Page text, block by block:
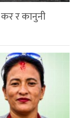
कर र कानुनी